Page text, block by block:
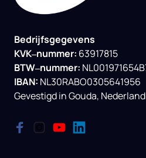
Bedrijfsgegevens
KVK‒nummer:
BTW‒nummer:
IBAN: NL30RABO0305641956
Gevestigd in Gouda, Nederland